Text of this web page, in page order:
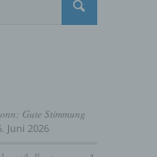
Gute Stimmung
Juni 2026